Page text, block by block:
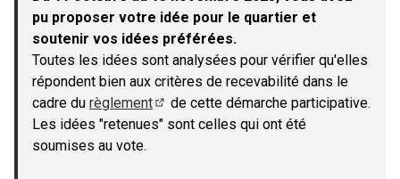
pu proposer votre idée pour le quartier et
soutenir vos idées préférées.
Toutes les idées sont analysées pour vérifier qu'elles
répondent bien aux critères de recevabilité dans le
cadre du règlement
(Lien externe)
de cette démarche participative.
Les idées "retenues" sont celles qui ont été
soumises au vote.